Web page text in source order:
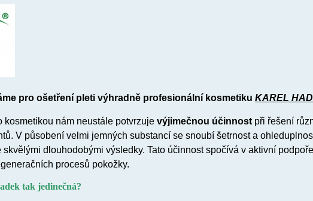
pro ošetření pleti výhradně profesionální kosmetiku KAREL
kosmetikou nám neustále potvrzuje výjimečnou účinnost při řešení
V působení velmi jemných substancí se snoubí šetrnost a
dlouhodobými výsledky. Tato účinnost spočívá v aktivní podpoře
procesů pokožky.
tak jedinečná?